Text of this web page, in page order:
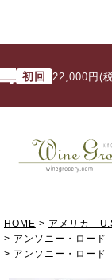
回 22,000円(税込)
HOME アメリカ
アンソニー・ロー
アンソニー・ロー